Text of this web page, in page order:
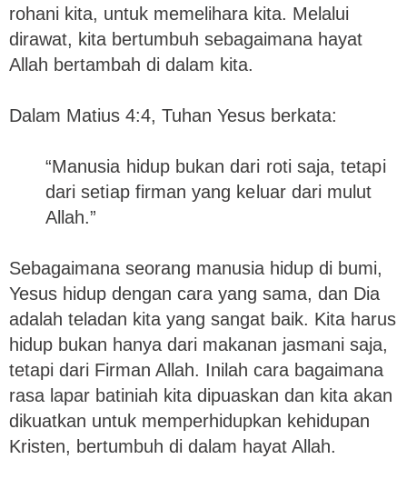
rohani kita, untuk memelihara kita. Melalui
dirawat, kita bertumbuh sebagaimana hayat
Allah bertambah di dalam kita.
Dalam Matius 4:4, Tuhan Yesus berkata:
“Manusia hidup bukan dari roti saja, tetapi
dari setiap firman yang keluar dari mulut
Allah.”
Sebagaimana seorang manusia hidup di bumi,
Yesus hidup dengan cara yang sama, dan Dia
adalah teladan kita yang sangat baik. Kita harus
hidup bukan hanya dari makanan jasmani saja,
tetapi dari Firman Allah. Inilah cara bagaimana
rasa lapar batiniah kita dipuaskan dan kita akan
dikuatkan untuk memperhidupkan kehidupan
Kristen, bertumbuh di dalam hayat Allah.